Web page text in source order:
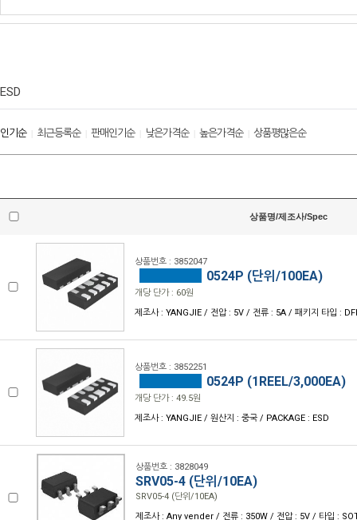
ESD
인기순| 최근등록순| 판매인기순| 낮은가격순| 높은가격순| 상품평많은순
상품명/제조사/Spec
상품번호 : 3852047
0524P (단위/100EA)
개당 단가 : 60원
제조사 : YANGJIE / 전압 : 5V / 전류 : 5A / 패키지 타입 :
상품번호 : 3852251
0524P (1REEL/3,000EA)
개당 단가 : 49.5원
제조사 : YANGJIE / 원산지 : 중국 / PACKAGE : ESD
상품번호 : 3828049
SRV05-4 (단위/10EA)
SRV05-4 (단위/10EA)
제조사 : Any vender / 전류 : 350W / 전압 : 5V / 타입 :